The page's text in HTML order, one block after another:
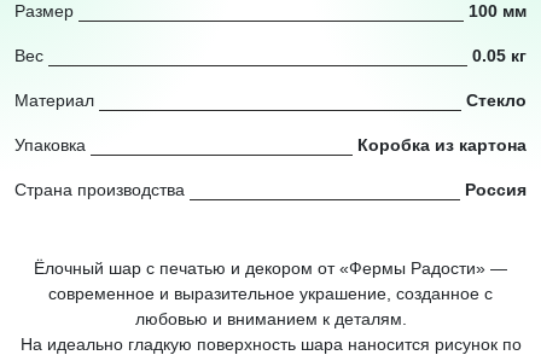
Размер 100 мм
Вес 0.05 кг
Материал Стекло
Упаковка Коробка из картона
Страна производства Россия
Ёлочный шар с печатью и декором от «Фермы Радости» —
современное и выразительное украшение, созданное с
любовью и вниманием к деталям.
На идеально гладкую поверхность шара наносится рисунок по